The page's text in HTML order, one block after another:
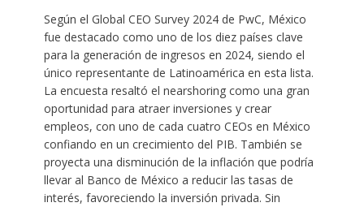
Según el Global CEO Survey 2024 de PwC, México
fue destacado como uno de los diez países clave
para la generación de ingresos en 2024, siendo el
único representante de Latinoamérica en esta lista.
La encuesta resaltó el nearshoring como una gran
oportunidad para atraer inversiones y crear
empleos, con uno de cada cuatro CEOs en México
confiando en un crecimiento del PIB. También se
proyecta una disminución de la inflación que podría
llevar al Banco de México a reducir las tasas de
interés, favoreciendo la inversión privada. Sin